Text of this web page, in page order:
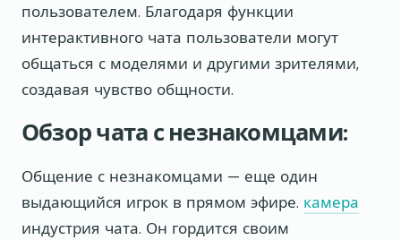
пользователем. Благодаря функции
интерактивного чата пользователи могут
общаться с моделями и другими зрителями,
создавая чувство общности.
Обзор чата с незнакомцами:
Общение с незнакомцами — еще один
выдающийся игрок в прямом эфире. камера
индустрия чата. Он гордится своим